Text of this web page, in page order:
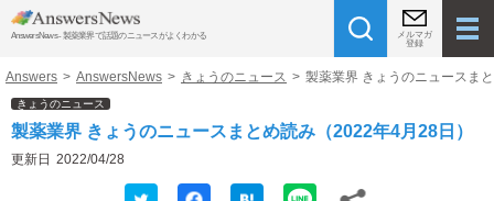
AnswersNews - 製薬業界で話題のニュースがよくわかる
メルマガ
登録
Answers > AnswersNews > きょうのニュース > 製薬業界 きょうのニュースま
きょうのニュース
製薬業界 きょうのニュースまとめ読み（2022年4月28日）
更新日 2022/04/28